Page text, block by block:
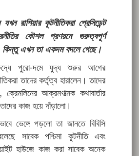
রাশিয়ার কূটনীতিকরা প্রেসিডেন্ট
কৌশল প্রণয়নে গুরুত্বপূর্ণ
কিন্তু এখন তা একদম বদলে গেছে।
পুরো-দমে যুদ্ধ শুরুর আগের
তাদের কর্তৃত্ব হারালেন। তাদের
আক্রমণাত্মক কথাবার্তার
কাজ হয়ে দাঁড়ালো।
ভেঙ্গে পড়লো তা জানতে বিবিসি
সাবেক পশ্চিমা কূটনীতি এবং
হাউজে কাজ করা সাবেক অনেক